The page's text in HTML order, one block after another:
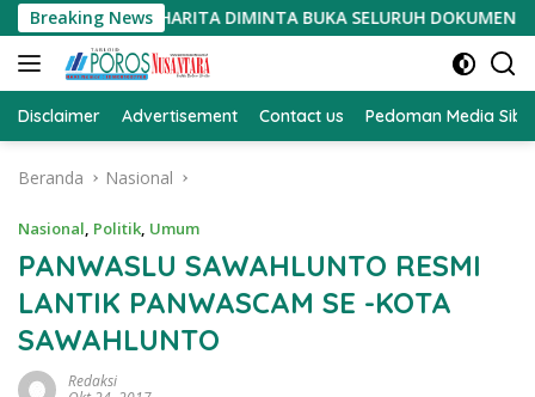
Langsung
ke
konten
Breaking NewsHARITA DIMINTA BUKA SELURUH DOKUMEN
Disclaimer Advertisement Contact us Pedoman Media
Beranda Nasional
Nasional, Politik, Umum
PANWASLU SAWAHLUNTO RESMI
LANTIK PANWASCAM SE -KOTA
SAWAHLUNTO
Redaksi